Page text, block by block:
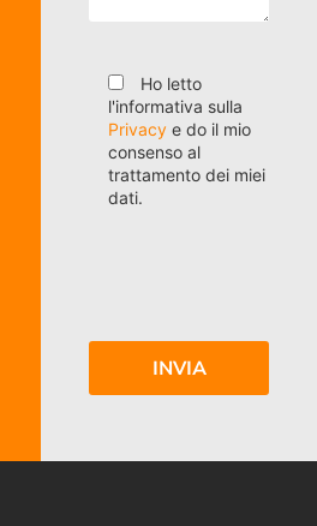
Ho letto
l'informativa sulla
Privacy e do il mio
consenso al
trattamento dei miei
dati.